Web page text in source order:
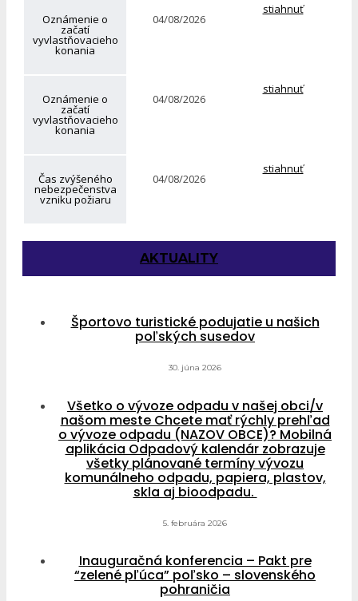
Oznámenie o
začatí
vyvlastňovacieho
konania
04/08/2026
stiahnuť
Oznámenie o
začatí
vyvlastňovacieho
konania
04/08/2026
stiahnuť
Čas zvýšeného
nebezpečenstva
vzniku požiaru
04/08/2026
stiahnuť
AKTUALITY
Športovo turistické podujatie u našich
poľských susedov
30. júna 2026
Všetko o vývoze odpadu v našej obci/v
našom meste Chcete mať rýchly prehľad
o vývoze odpadu (NAZOV OBCE)? Mobilná
aplikácia Odpadový kalendár zobrazuje
všetky plánované termíny vývozu
komunálneho odpadu, papiera, plastov,
skla aj bioodpadu.
5. februára 2026
Inauguračná konferencia – Pakt pre
“zelené pľúca” poľsko – slovenského
pohraničia